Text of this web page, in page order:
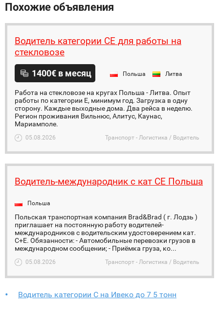
Похожие объявления
Водитель категории СЕ для работы на
стекловозе
1400€ в месяц Польша Литва
Работа на стекловозе на кругах Польша - Литва. Опыт
работы по категории Е, минимум год. Загрузка в одну
сторону. Каждые выходные дома. Два рейса в неделю.
Регион проживания Вильнюс, Алитус, Каунас,
Мариамполе.
05.08.2026 Транспорт - Логистика / Водитель
Водитель-международник с кат СЕ Польша
Польша
Польская транспортная компания Brad&Brad ( г. Лодзь )
приглашает на постоянную работу водителей-
международников с водительским удостоверением кат.
C+E. Обязанности: - Автомобильные перевозки грузов в
международном сообщении; - Приёмка груза, ко...
05.08.2026 Транспорт - Логистика / Водитель
Водитель категории C на Ивеко до 7 5 тонн